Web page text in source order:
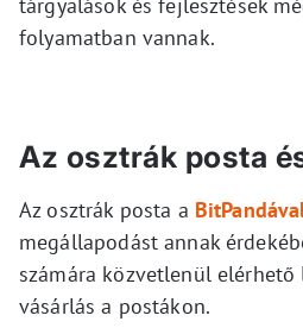
tárgyalások és fejlesztések
folyamatban vannak.
Az osztrák posta
Az osztrák posta a
megállapodást annak
számára közvetlenül
vásárlás a postákon.